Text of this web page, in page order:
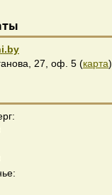
27, оф. 5 (карта)